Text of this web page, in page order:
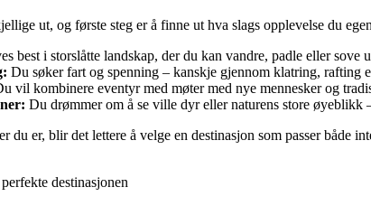
ut, og første steg er å finne ut hva slags opplevelse du
best i storslåtte landskap, der du kan vandre, padle eller
Du søker fart og spenning – kanskje gjennom klatring,
vil kombinere eventyr med møter med nye mennesker og
Du drømmer om å se ville dyr eller naturens store
du er, blir det lettere å velge en destinasjon som passer både
destinasjonen